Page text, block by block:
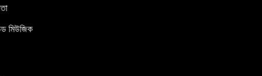
মিউজিক